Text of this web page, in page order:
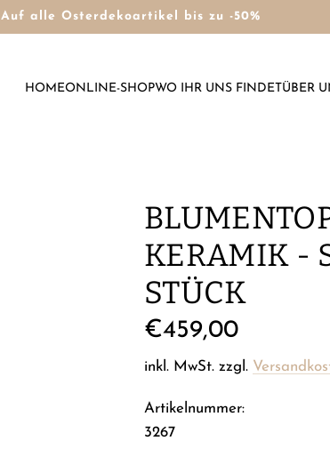
Auf alle Osterdekoartikel bis zu -50%
HOMEONLINE-SHOPWO IHR UNS FINDETÜBER
KERAMIK -
STÜCK
Regulärer
Preis
€459,00
inkl. MwSt. zzgl.
Artikelnummer:
3267